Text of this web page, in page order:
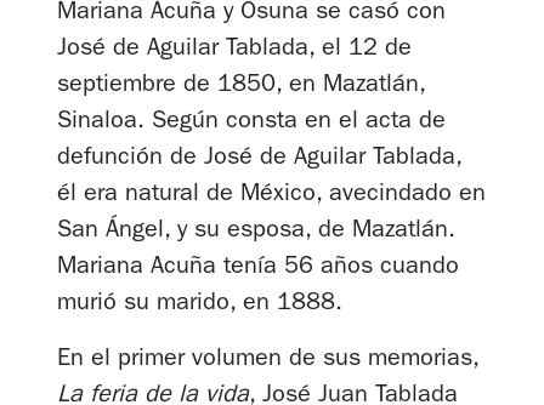
Mariana Acuña y Osuna se casó con
José de Aguilar Tablada, el 12 de
septiembre de 1850, en Mazatlán,
Sinaloa. Según consta en el acta de
defunción de José de Aguilar Tablada,
él era natural de México, avecindado en
San Ángel, y su esposa, de Mazatlán.
Mariana Acuña tenía 56 años cuando
murió su marido, en 1888.
En el primer volumen de sus memorias,
La feria de la vida, José Juan Tablada